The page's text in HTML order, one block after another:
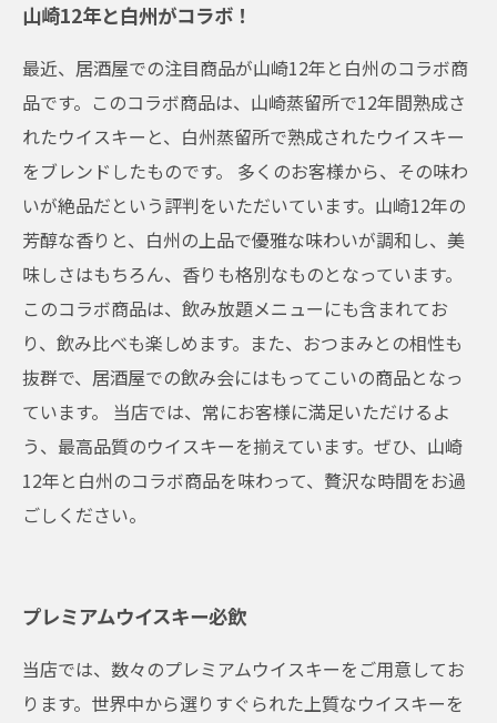
山崎12年と白州がコラボ！
最近、居酒屋での注目商品が山崎12年と白州のコラボ商
品です。このコラボ商品は、山崎蒸留所で12年間熟成さ
れたウイスキーと、白州蒸留所で熟成されたウイスキー
をブレンドしたものです。 多くのお客様から、その味わ
いが絶品だという評判をいただいています。山崎12年の
芳醇な香りと、白州の上品で優雅な味わいが調和し、美
味しさはもちろん、香りも格別なものとなっています。
このコラボ商品は、飲み放題メニューにも含まれてお
り、飲み比べも楽しめます。また、おつまみとの相性も
抜群で、居酒屋での飲み会にはもってこいの商品となっ
ています。 当店では、常にお客様に満足いただけるよ
う、最高品質のウイスキーを揃えています。ぜひ、山崎
12年と白州のコラボ商品を味わって、贅沢な時間をお過
ごしください。
プレミアムウイスキー必飲
当店では、数々のプレミアムウイスキーをご用意してお
ります。世界中から選りすぐられた上質なウイスキーを